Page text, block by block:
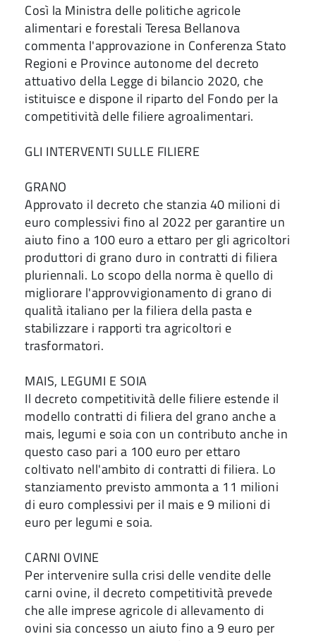
Così la Ministra delle politiche agricole
alimentari e forestali Teresa Bellanova
commenta l'approvazione in Conferenza Stato
Regioni e Province autonome del decreto
attuativo della Legge di bilancio 2020, che
istituisce e dispone il riparto del Fondo per la
competitività delle filiere agroalimentari.
GLI INTERVENTI SULLE FILIERE
GRANO
Approvato il decreto che stanzia 40 milioni di
euro complessivi fino al 2022 per garantire un
aiuto fino a 100 euro a ettaro per gli agricoltori
produttori di grano duro in contratti di filiera
pluriennali. Lo scopo della norma è quello di
migliorare l'approvvigionamento di grano di
qualità italiano per la filiera della pasta e
stabilizzare i rapporti tra agricoltori e
trasformatori.
MAIS, LEGUMI E SOIA
Il decreto competitività delle filiere estende il
modello contratti di filiera del grano anche a
mais, legumi e soia con un contributo anche in
questo caso pari a 100 euro per ettaro
coltivato nell'ambito di contratti di filiera. Lo
stanziamento previsto ammonta a 11 milioni
di euro complessivi per il mais e 9 milioni di
euro per legumi e soia.
CARNI OVINE
Per intervenire sulla crisi delle vendite delle
carni ovine, il decreto competitività prevede
che alle imprese agricole di allevamento di
ovini sia concesso un aiuto fino a 9 euro per